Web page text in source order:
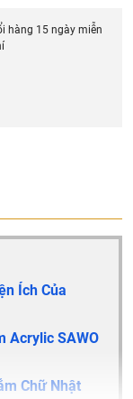
hàng 15 ngày miễn
Ích Của
Acrylic SAWO
Chữ Nhật